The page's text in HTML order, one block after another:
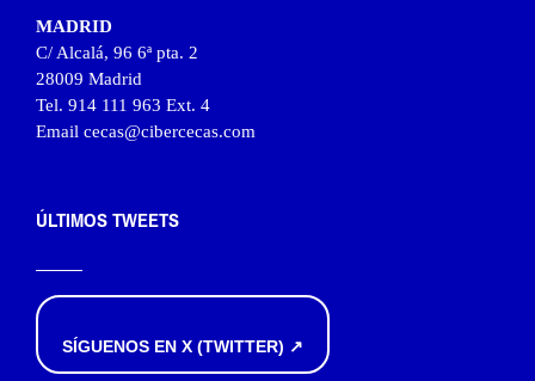
MADRID
C/ Alcalá, 96 6ª pta. 2
28009 Madrid
Tel. 914 111 963 Ext. 4
Email cecas@cibercecas.com
ÚLTIMOS TWEETS
SÍGUENOS EN X (TWITTER) ↗